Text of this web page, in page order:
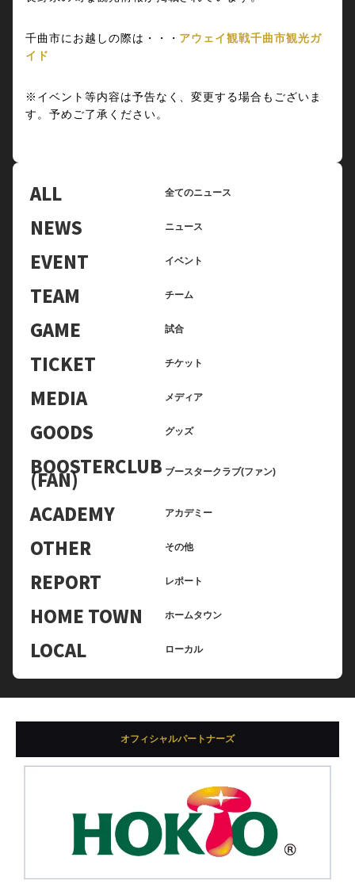
千曲市にお越しの際は・・・ アウェイ観戦千曲市観光ガ
イド
※イベント等内容は予告なく、変更する場合もございま
す。予めご了承ください。
ALL 全てのニュース
NEWS ニュース
EVENT イベント
TEAM チーム
GAME 試合
TICKET チケット
MEDIA メディア
GOODS グッズ
BOOSTERCLUB
(FAN) ブースタークラブ(ファン)
ACADEMY アカデミー
OTHER その他
REPORT レポート
HOME TOWN ホームタウン
LOCAL ローカル
オフィシャルパートナーズ